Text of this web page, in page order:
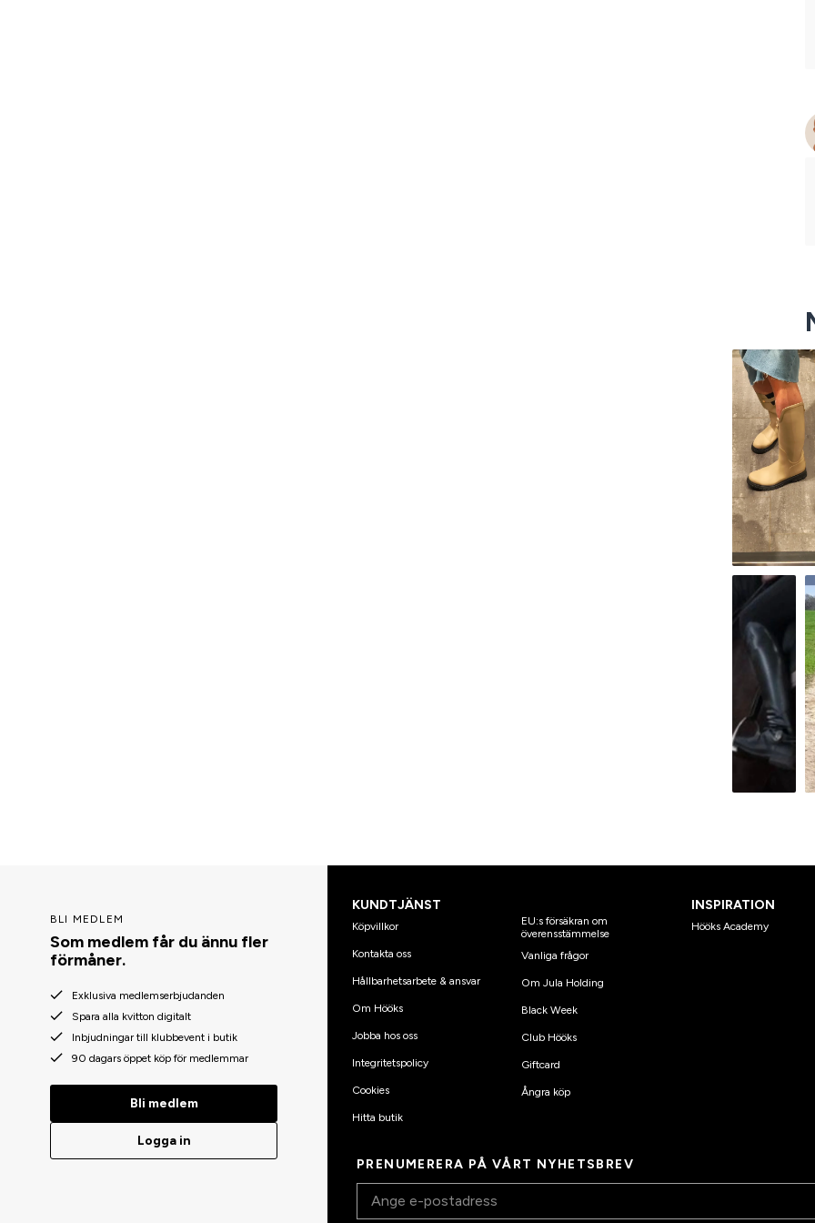
BLI MEDLEM
Som medlem får du ännu fler
förmåner.
Exklusiva medlemserbjudanden
Spara alla kvitton digitalt
Inbjudningar till klubbevent i butik
90 dagars öppet köp för medlemmar
Bli medlem
Logga in
KUNDTJÄNST
Köpvillkor
Kontakta oss
Hållbarhetsarbete & ansvar
Om Hööks
Jobba hos oss
Integritetspolicy
Cookies
Hitta butik
EU:s försäkran om
överensstämmelse
Vanliga frågor
Om Jula Holding
Black Week
Club Hööks
Giftcard
Ångra köp
INSPIRATION
Hööks Academy
PRENUMERERA PÅ VÅRT NYHETSBREV